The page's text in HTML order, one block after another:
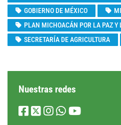
GOBIERNO DE MÉXICO
PLAN MICHOACÁN POR LA PAZ Y
SECRETARÍA DE AGRICULTURA
Nuestras redes